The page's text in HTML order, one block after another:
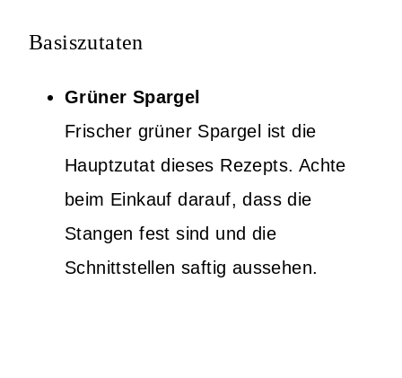
Basiszutaten
Grüner Spargel
Frischer grüner Spargel ist die
Hauptzutat dieses Rezepts. Achte
beim Einkauf darauf, dass die
Stangen fest sind und die
Schnittstellen saftig aussehen.